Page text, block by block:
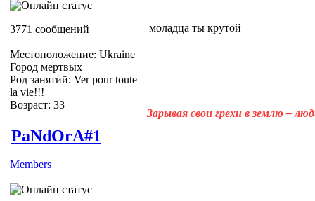
3771 сообщений
Местоположение: Ukraine
Город мертвых
Род занятий: Ver pour toute
la vie!!!
Возраст: 33
моладца ты крутой
Зарывая свои грехи в землю –
PaNdOrA#1
Members